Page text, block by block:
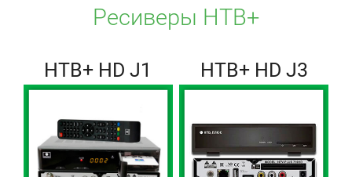
Ресиверы НТВ+
НТВ+ HD J1 НТВ+ HD J3